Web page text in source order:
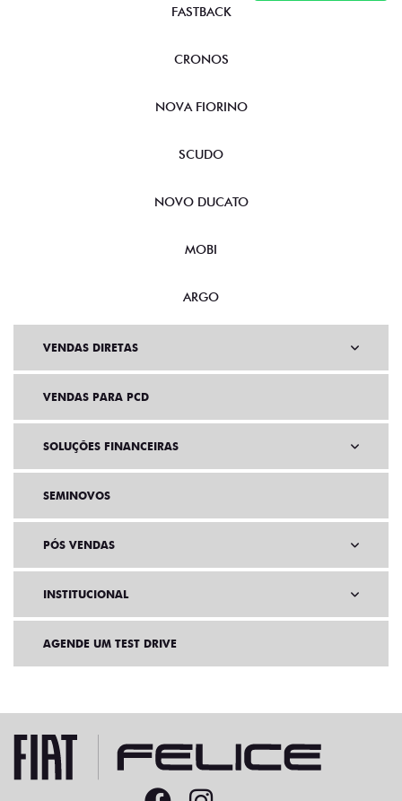
FASTBACK
CRONOS
NOVA FIORINO
SCUDO
NOVO DUCATO
MOBI
ARGO
VENDAS DIRETAS
VENDAS PARA PCD
SOLUÇÕES FINANCEIRAS
SEMINOVOS
PÓS VENDAS
INSTITUCIONAL
AGENDE UM TEST DRIVE